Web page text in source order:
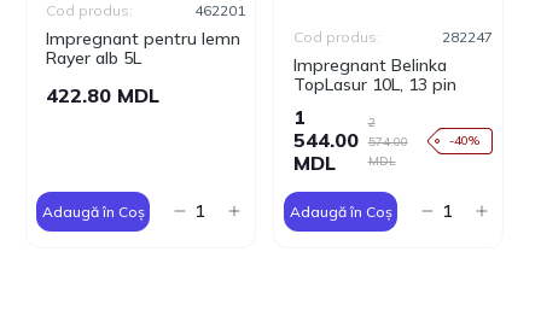
Impregnant pentru lemn
Rayer alb 5L
Cod produs: 462201
422.80 MDL
Adaugă în Coș
Impregnant Belinka
TopLasur 10L, 13 pin
Cod produs: 282247
1
544.00
MDL
2
574.00
MDL
-40%
Adaugă în Coș